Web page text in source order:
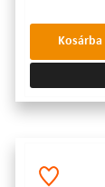
Kosárba